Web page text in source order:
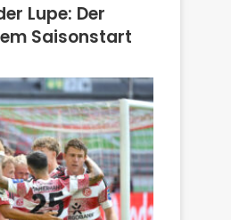
Lupe: Der
Saisonstart